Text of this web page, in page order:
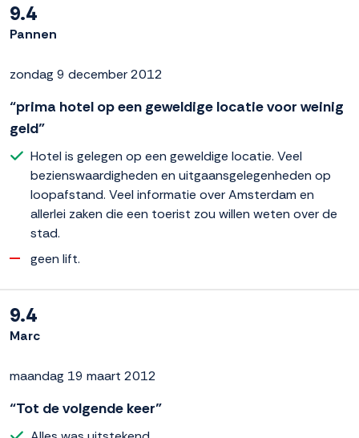
9.4
Pannen
zondag 9 december 2012
“prima hotel op een geweldige locatie voor weinig
geld”
Hotel is gelegen op een geweldige locatie. Veel
bezienswaardigheden en uitgaansgelegenheden op
loopafstand. Veel informatie over Amsterdam en
allerlei zaken die een toerist zou willen weten over de
stad.
geen lift.
9.4
Marc
maandag 19 maart 2012
“Tot de volgende keer”